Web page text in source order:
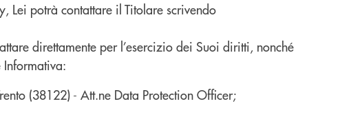
Lei potrà contattare il Titolare scrivendo
direttamente per l’esercizio dei Suoi diritti, nonché
(38122) - Att.ne Data Protection Officer;